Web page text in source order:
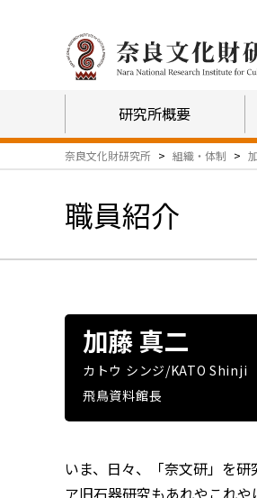
研究所概要
奈良文化財研究所 > 組織・体制 >
職員紹介
加藤 真二
カトウ シンジ/KATO Shinji
飛鳥資料館長
いま、日々、「奈文研」を
ア旧石器研究もあれやこれ